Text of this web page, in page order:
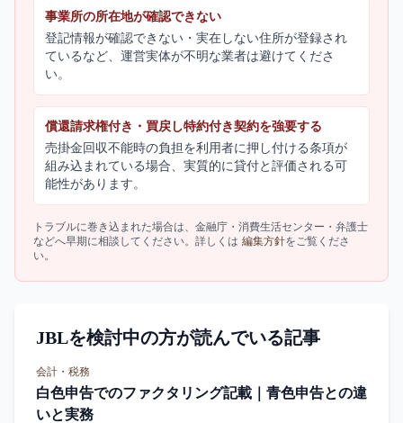
事業所の所在地が確認できない
登記情報が確認できない・実在しない住所が登録され
ているなど、運営実体が不明な業者は避けてくださ
い。
償還請求権付き・買戻し特約付き契約を強要する
売掛金回収不能時の負担を利用者に押し付ける条項が
組み込まれている場合、実質的に貸付と評価される可
能性があります。
トラブルに巻き込まれた場合は、金融庁・消費生活センター・弁護士
などへ早期に相談してください。詳しくは 編集方針をご覧くださ
い。
JBLを検討中の方が読んでいる記事
会計・税務
白色申告でのファクタリング記載｜青色申告との違
いと実務